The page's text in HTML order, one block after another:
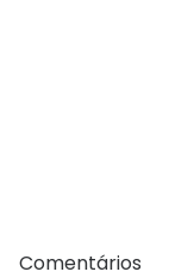
Comentários